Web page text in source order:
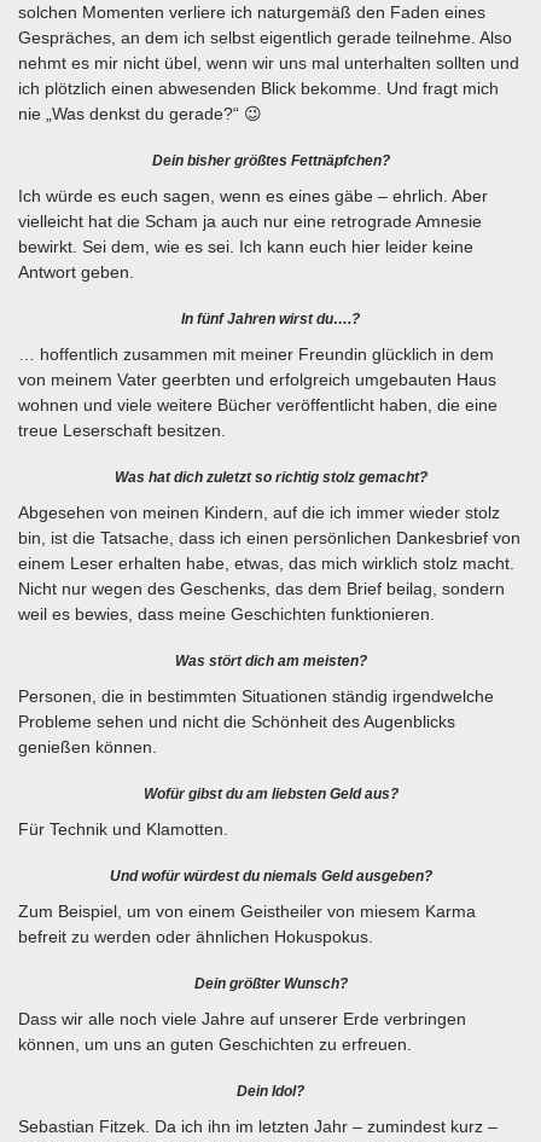
solchen Momenten verliere ich naturgemäß den Faden eines
Gespräches, an dem ich selbst eigentlich gerade teilnehme. Also
nehmt es mir nicht übel, wenn wir uns mal unterhalten sollten und
ich plötzlich einen abwesenden Blick bekomme. Und fragt mich
nie „Was denkst du gerade?“ 😉
Dein bisher größtes Fettnäpfchen?
Ich würde es euch sagen, wenn es eines gäbe – ehrlich. Aber
vielleicht hat die Scham ja auch nur eine retrograde Amnesie
bewirkt. Sei dem, wie es sei. Ich kann euch hier leider keine
Antwort geben.
In fünf Jahren wirst du….?
… hoffentlich zusammen mit meiner Freundin glücklich in dem
von meinem Vater geerbten und erfolgreich umgebauten Haus
wohnen und viele weitere Bücher veröffentlicht haben, die eine
treue Leserschaft besitzen.
Was hat dich zuletzt so richtig stolz gemacht?
Abgesehen von meinen Kindern, auf die ich immer wieder stolz
bin, ist die Tatsache, dass ich einen persönlichen Dankesbrief von
einem Leser erhalten habe, etwas, das mich wirklich stolz macht.
Nicht nur wegen des Geschenks, das dem Brief beilag, sondern
weil es bewies, dass meine Geschichten funktionieren.
Was stört dich am meisten?
Personen, die in bestimmten Situationen ständig irgendwelche
Probleme sehen und nicht die Schönheit des Augenblicks
genießen können.
Wofür gibst du am liebsten Geld aus?
Für Technik und Klamotten.
Und wofür würdest du niemals Geld ausgeben?
Zum Beispiel, um von einem Geistheiler von miesem Karma
befreit zu werden oder ähnlichen Hokuspokus.
Dein größter Wunsch?
Dass wir alle noch viele Jahre auf unserer Erde verbringen
können, um uns an guten Geschichten zu erfreuen.
Dein Idol?
Sebastian Fitzek. Da ich ihn im letzten Jahr – zumindest kurz –